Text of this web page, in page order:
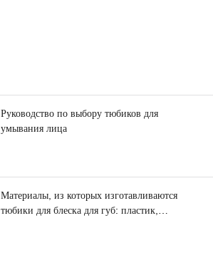
Руководство по выбору тюбиков для
умывания лица
Материалы, из которых изготавливаются
тюбики для блеска для губ: пластик,